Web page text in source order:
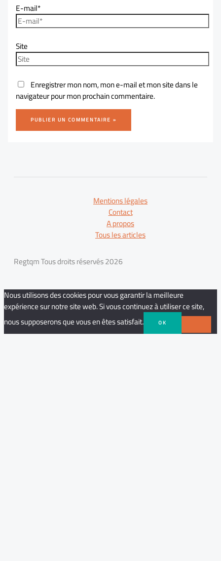
E-mail*
Site
Enregistrer mon nom, mon e-mail et mon site dans le
navigateur pour mon prochain commentaire.
Mentions légales
Contact
A propos
Tous les articles
Regtqm Tous droits réservés 2026
Nous utilisons des cookies pour vous garantir la meilleure
expérience sur notre site web. Si vous continuez à utiliser ce site,
nous supposerons que vous en êtes satisfait.
OK